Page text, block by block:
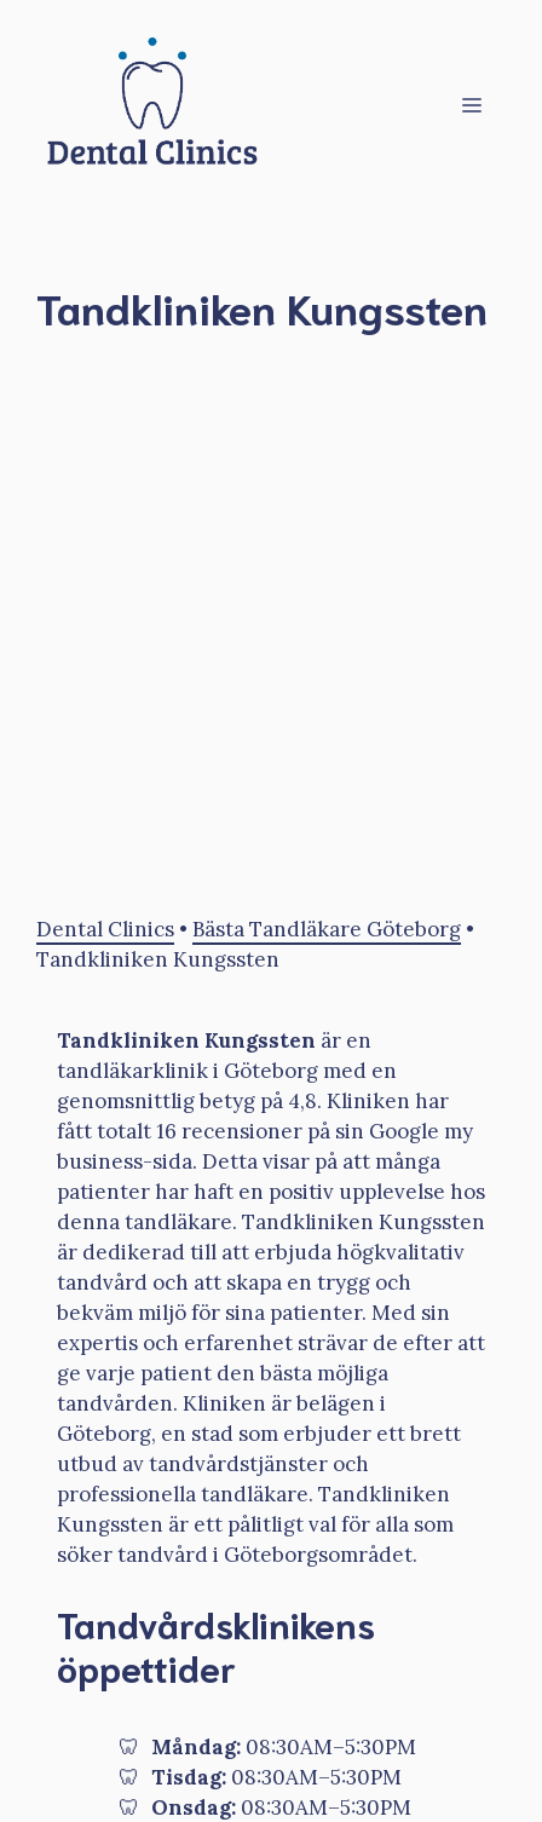
Meny
Tandkliniken Kungssten
Dental Clinics • Bästa Tandläkare Göteborg •
Tandkliniken Kungssten
Tandkliniken Kungssten är en
tandläkarklinik i Göteborg med en
genomsnittlig betyg på 4,8. Kliniken har
fått totalt 16 recensioner på sin Google my
business-sida. Detta visar på att många
patienter har haft en positiv upplevelse hos
denna tandläkare. Tandkliniken Kungssten
är dedikerad till att erbjuda högkvalitativ
tandvård och att skapa en trygg och
bekväm miljö för sina patienter. Med sin
expertis och erfarenhet strävar de efter att
ge varje patient den bästa möjliga
tandvården. Kliniken är belägen i
Göteborg, en stad som erbjuder ett brett
utbud av tandvårdstjänster och
professionella tandläkare. Tandkliniken
Kungssten är ett pålitligt val för alla som
söker tandvård i Göteborgsområdet.
Tandvårdsklinikens
öppettider
Måndag: 08:30AM–5:30PM
Tisdag: 08:30AM–5:30PM
Onsdag: 08:30AM–5:30PM